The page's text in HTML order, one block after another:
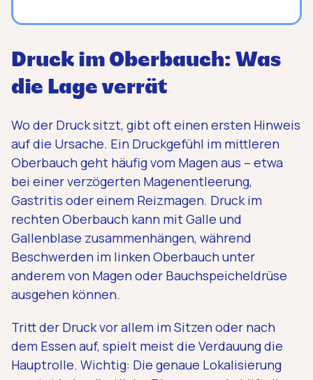
Druck im Oberbauch: Was
die Lage verrät
Wo der Druck sitzt, gibt oft einen ersten Hinweis
auf die Ursache. Ein Druckgefühl im mittleren
Oberbauch geht häufig vom Magen aus – etwa
bei einer verzögerten Magenentleerung,
Gastritis oder einem Reizmagen. Druck im
rechten Oberbauch kann mit Galle und
Gallenblase zusammenhängen, während
Beschwerden im linken Oberbauch unter
anderem von Magen oder Bauchspeicheldrüse
ausgehen können.
Tritt der Druck vor allem im Sitzen oder nach
dem Essen auf, spielt meist die Verdauung die
Hauptrolle. Wichtig: Die genaue Lokalisierung